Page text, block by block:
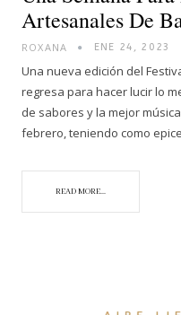
Artesanales De
ROXANA ENE 24, 2023
Una nueva edición del
regresa para hacer lucir lo
de sabores y la mejor
febrero, teniendo como
READ MORE...